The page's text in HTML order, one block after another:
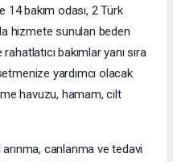
bakım odası, 2 Türk
hizmete sunulan beden
bakımlar yanı sıra
yardımcı olacak
havuzu, hamam, cilt
canlanma ve tedavi